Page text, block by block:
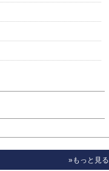
»もっと見る